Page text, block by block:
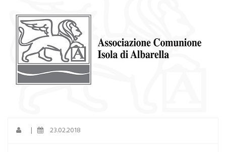
| 23.02.2018